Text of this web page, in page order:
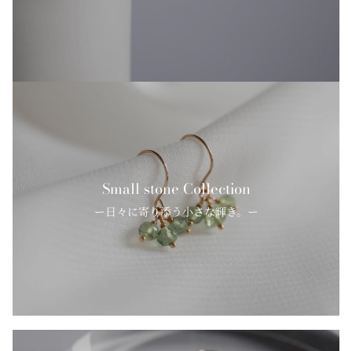
Small stone Collection
ー日々に寄り添う小さな輝き。ー